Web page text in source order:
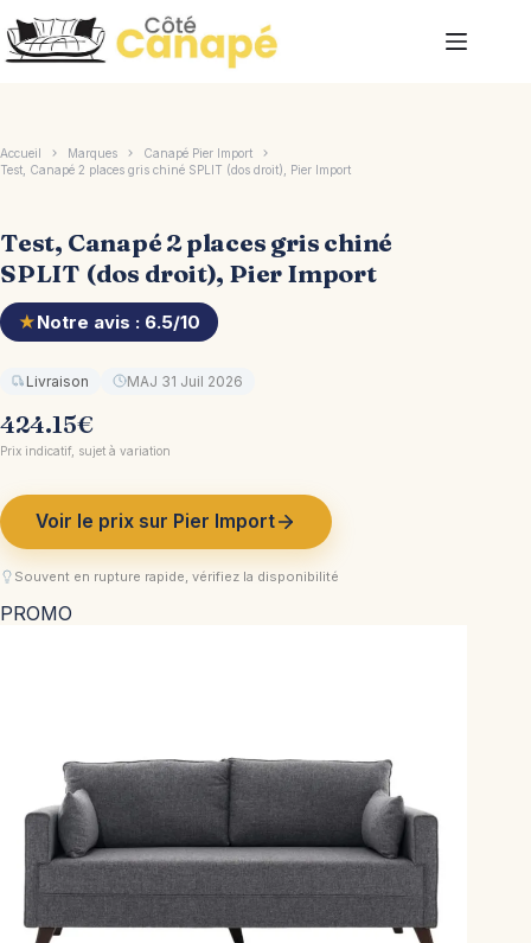
au
contenu
Accueil Marques
Canapé Pier Import
Test, Canapé 2 places gris chiné SPLIT (dos droit), Pier Import
PROMO
Test, Canapé 2 places gris chiné
SPLIT (dos droit), Pier Import
★Notre avis : 6.5/10
Livraison MAJ 31 Juil 2026
424.15€
Prix indicatif, sujet à variation
Voir le prix sur Pier Import
Souvent en rupture rapide, vérifiez la disponibilité